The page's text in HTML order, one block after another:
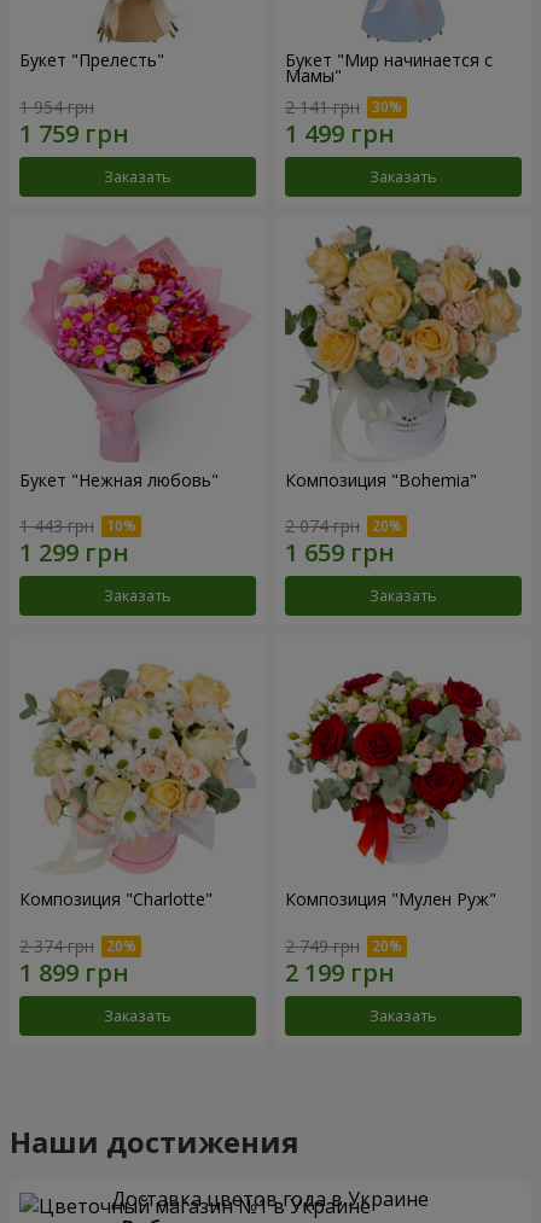
Букет "Прелесть"
1 954 грн
Заказать
Букет "Мир начинается с
Мамы"
2 141 грн
Заказать
Букет "Нежная любовь"
1 443 грн
Заказать
Композиция "Bohemia"
2 074 грн
Заказать
Композиция "Charlotte"
2 374 грн
Заказать
Композиция "Мулен Руж"
2 749 грн
Заказать
Наши достижения
Доставка цветов года в Украине